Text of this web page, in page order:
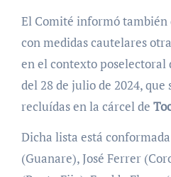
El Comité informó
con medidas cautelares
en el contexto poselectoral
del 28 de julio de 2024, que
recluídas en la cárcel de
Dicha lista está
(Guanare), José Ferrer